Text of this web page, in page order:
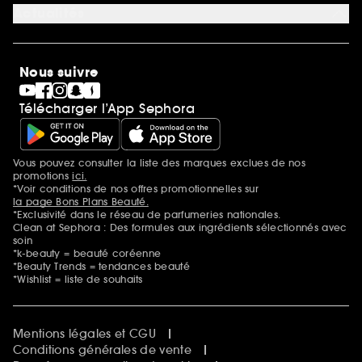
Magasins
Idées cadeaux
Gravure parfum
Black Friday
Soldes
SEPHORA edit
Sephora Prize
Sephora Beautiful Club
Clean at Sephora
Idées & Inspirations Beauté
Nous suivre
Télécharger l’App Sephora
Mentions additionnelles
Vous pouvez consulter la liste des marques exclues de nos
promotionsici.
*Voir conditions de nos offres promotionnelles sur
la page Bons Plans Beauté.
*Exclusivité dans le réseau de parfumeries nationales.
Clean at Sephora : Des formules aux ingrédients sélectionnés avec
soin
*k-beauty = beauté coréenne
*Beauty Trends = tendances beauté
*Wishlist = liste de souhaits
Mentions légales et CGU
Conditions générales de vente